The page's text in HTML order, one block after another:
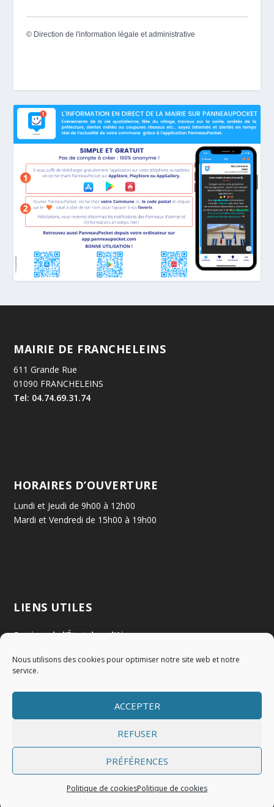
Nous utilisons des cookies pour optimiser notre site web et notre
service.
ACCEPTER
REFUSER
PRÉFÉRENCES
Politique de cookiesPolitique de cookies
© Direction de l'information légale et administrative
MAIRIE DE FRANCHELEINS
611 Grande Rue
01090 FRANCHELEINS
Tel: 04.74.69.31.74
HORAIRES D’OUVERTURE
Lundi et Jeudi de 9h00 à 12h00
Mardi et Vendredi de 15h00 à 19h00
LIENS UTILES
Services de l'État dans l'Ain
Communauté de Communes Val de Saône Centre
SMIDOM